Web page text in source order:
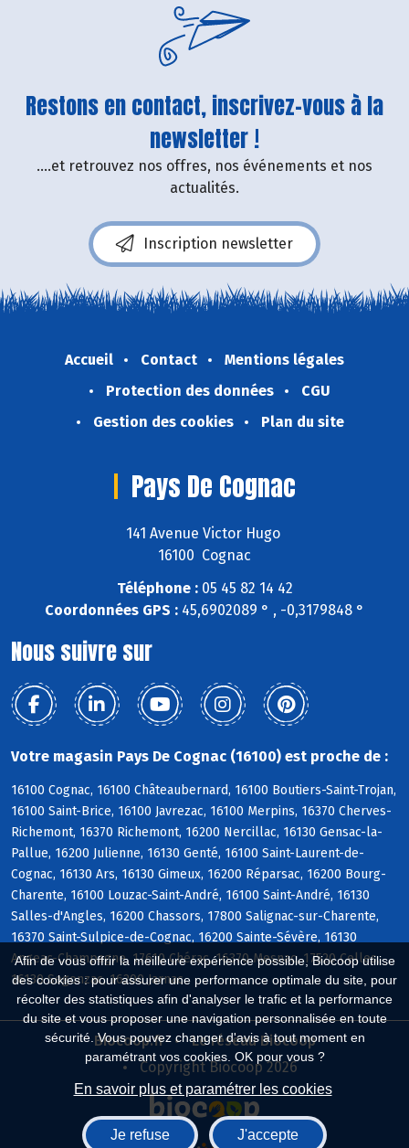
Afin de vous offrir la meilleure expérience possible, Biocoop utilise
des cookies : pour assurer une performance optimale du site, pour
récolter des statistiques afin d'analyser le trafic et la performance
du site et vous proposer une navigation personnalisée en toute
sécurité. Vous pouvez changer d'avis à tout moment en
paramétrant vos cookies. OK pour vous ?
En savoir plus et paramétrer les cookies
Je refuse J'accepte
Restons en contact, inscrivez-vous à la
newsletter !
....et retrouvez nos offres, nos événements et nos
actualités.
Inscription newsletter
Accueil Contact
Mentions légales
Protection des données
CGU
Gestion des cookies
Plan du site
Pays De Cognac
141 Avenue Victor Hugo
16100 Cognac
Téléphone :05 45 82 14 42
Coordonnées GPS : 45,6902089 ° , -0,3179848 °
Nous suivre sur
Votre magasin Pays De Cognac (16100) est proche de :
16100 Cognac, 16100 Châteaubernard, 16100 Boutiers-Saint-Trojan,
16100 Saint-Brice, 16100 Javrezac, 16100 Merpins, 16370 Cherves-
Richemont, 16370 Richemont, 16200 Nercillac, 16130 Gensac-la-
Pallue, 16200 Julienne, 16130 Genté, 16100 Saint-Laurent-de-
Cognac, 16130 Ars, 16130 Gimeux, 16200 Réparsac, 16200 Bourg-
Charente, 16100 Louzac-Saint-André, 16100 Saint-André, 16130
Salles-d'Angles, 16200 Chassors, 17800 Salignac-sur-Charente,
16370 Saint-Sulpice-de-Cognac, 16200 Sainte-Sévère, 16130
Angeac-Champagne, 17610 Chérac, 16370 Mesnac, 17520 Celles,
16130 Segonzac, 16200 Jarnac
Biocoop.fr
Le réseau Biocoop
Copyright Biocoop 2026